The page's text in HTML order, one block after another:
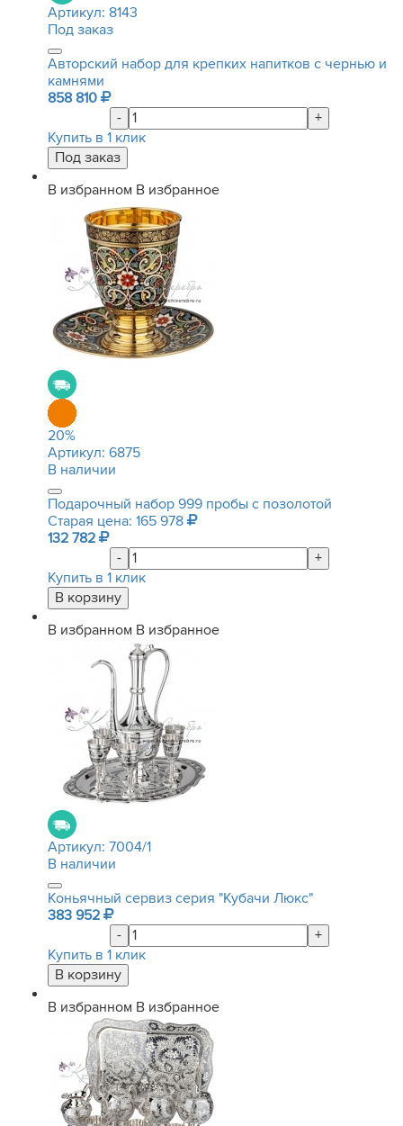
Артикул: 8143
Под заказ
Авторский набор для крепких напитков с чернью и
камнями
858 810
-
+
Купить в 1 клик
В избранном В избранное
20%
Артикул: 6875
В наличии
Подарочный набор 999 пробы с позолотой
Старая цена: 165 978
132 782
-
+
Купить в 1 клик
В избранном В избранное
Артикул: 7004/1
В наличии
Коньячный сервиз серия "Кубачи Люкс"
383 952
-
+
Купить в 1 клик
В избранном В избранное